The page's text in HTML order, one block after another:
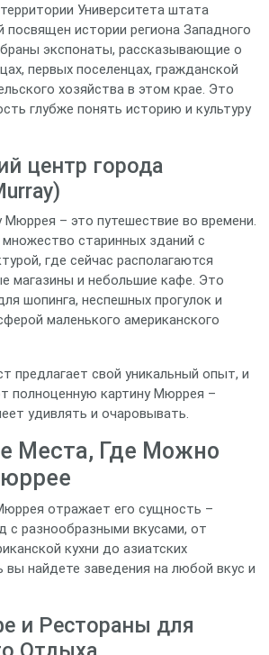
Университета штата
истории региона Западного
экспонаты, рассказывающие о
первых поселенцах, гражданской
хозяйства в этом крае. Это
глубже понять историю и культуру
центр города
Мюррея – это путешествие во времени.
старинных зданий с
где сейчас располагаются
магазины и небольшие кафе. Это
шопинга, неспешных прогулок и
маленького американского
предлагает свой уникальный опыт, и
полноценную картину Мюррея –
удивлять и очаровывать.
Места, Где Можно
отражает его сущность –
с разнообразными вкусами, от
кухни до азиатских
вы найдете заведения на любой вкус и
и Рестораны для